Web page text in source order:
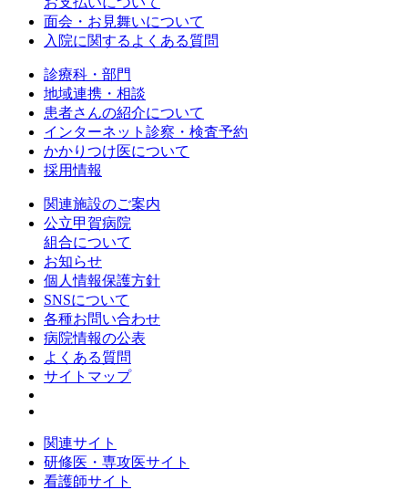
面会・お見舞いについて
入院に関するよくある質問
診療科・部門
地域連携・相談
患者さんの紹介について
インターネット診察・検査予約
かかりつけ医について
採用情報
関連施設のご案内
公立甲賀病院
組合について
お知らせ
個人情報保護方針
SNSについて
各種お問い合わせ
病院情報の公表
よくある質問
サイトマップ
関連サイト
研修医・専攻医サイト
看護師サイト